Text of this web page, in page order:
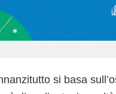
si basa